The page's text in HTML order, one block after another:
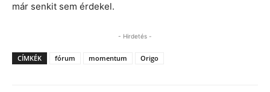
már senkit sem érdekel.
- Hirdetés -
CÍMKÉK fórum momentum Origo